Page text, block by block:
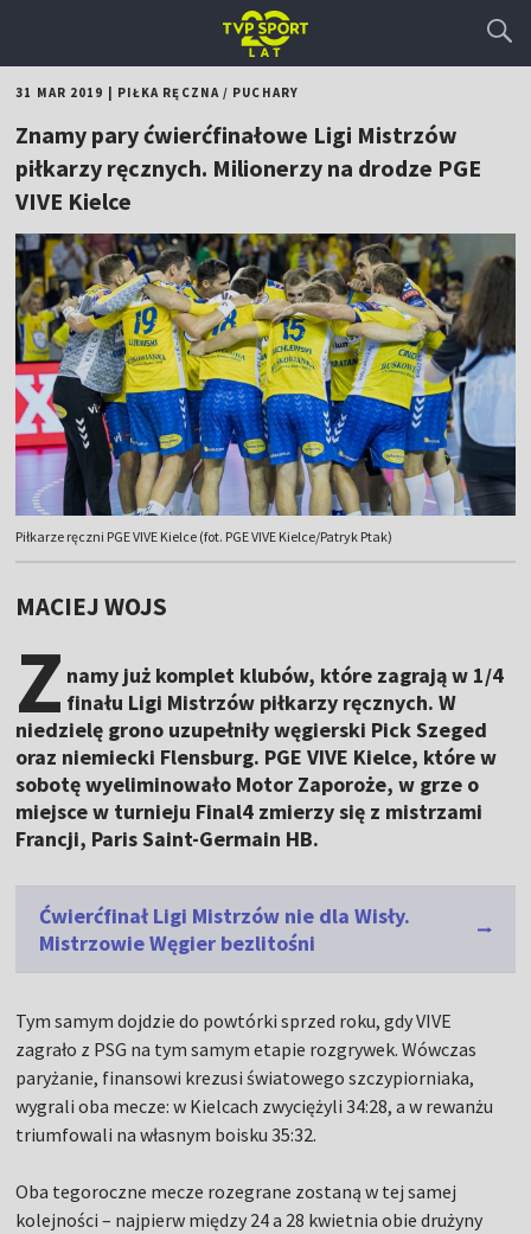
31 MAR 2019 PIŁKA RĘCZNA/ PUCHARY
Znamy pary ćwierćfinałowe Ligi Mistrzów
piłkarzy ręcznych. Milionerzy na drodze PGE
VIVE Kielce
Piłkarze ręczni PGE VIVE Kielce (fot. PGE VIVE Kielce/Patryk Ptak)
MACIEJ WOJS
Z namy już komplet klubów, które zagrają w 1/4
finału Ligi Mistrzów piłkarzy ręcznych. W
niedzielę grono uzupełniły węgierski Pick Szeged
oraz niemiecki Flensburg. PGE VIVE Kielce, które w
sobotę wyeliminowało Motor Zaporoże, w grze o
miejsce w turnieju Final4 zmierzy się z mistrzami
Francji, Paris Saint-Germain HB.
Ćwierćfinał Ligi Mistrzów nie dla Wisły.
Mistrzowie Węgier bezlitośni
Tym samym dojdzie do powtórki sprzed roku, gdy VIVE
zagrało z PSG na tym samym etapie rozgrywek. Wówczas
paryżanie, finansowi krezusi światowego szczypiorniaka,
wygrali oba mecze: w Kielcach zwyciężyli 34:28, a w rewanżu
triumfowali na własnym boisku 35:32.
Oba tegoroczne mecze rozegrane zostaną w tej samej
kolejności – najpierw między 24 a 28 kwietnia obie drużyny